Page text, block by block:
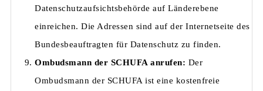
Datenschutzaufsichtsbehörde auf Länderebene
einreichen. Die Adressen sind auf der Internetseite des
Bundesbeauftragten für Datenschutz zu finden.
Ombudsmann der SCHUFA anrufen: Der
Ombudsmann der SCHUFA ist eine kostenfreie